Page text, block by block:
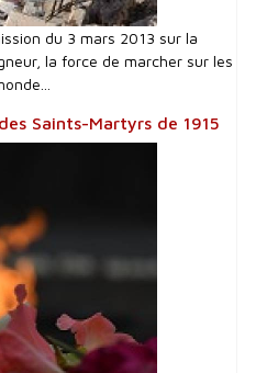
du 3 mars 2013 sur la
la force de marcher sur les
Saints-Martyrs de 1915